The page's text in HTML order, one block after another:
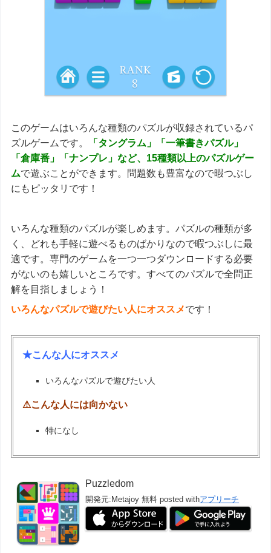
このゲームはいろんな種類のパズルが収録されているパ
ズルゲームです。
「タングラム」「一筆書きパズル」
「倉庫番」「ナンプレ」など、15種類以上のパズルゲー
ムで遊ぶことができます。問題数も豊富なので暇つぶし
にもピッタリです！
いろんな種類のパズルが楽しめます。パズルの種類が多
く、どれも手軽に遊べるものばかりなので暇つぶしに最
適です。専門のゲームを一つ一つダウンロードする必要
がないのも嬉しいところです。すべてのパズルで全問正
解を目指しましょう！
いろんなパズルで遊びたい人にオススメです！
★こんな人にオススメ
いろんなパズルで遊びたい人
⚠こんな人には向かない
特になし
Puzzledom
開発元: Metajoy 無料 posted withアプリーチ